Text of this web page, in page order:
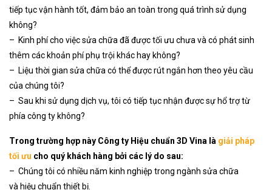
tiếp tục vận hành tốt, đảm bảo an toàn trong quá trình sử dụng
không?
– Kinh phí cho việc sửa chữa đã được tối ưu chưa và có phát sinh
thêm các khoản phí phụ trội khác hay không?
– Liệu thời gian sửa chữa có thể được rút ngắn hơn theo yêu cầu
của chúng tôi?
– Sau khi sử dụng dịch vụ, tôi có tiếp tục nhận được sự hổ trợ từ
phía công ty không?
Trong trường hợp này Công ty Hiệu chuẩn 3D Vina là giải pháp
tối ưu cho quý khách hàng bởi các lý do sau:
– Chúng tôi có nhiều năm kinh nghiệp trong ngành sửa chữa
và hiệu chuẩn thiết bị.